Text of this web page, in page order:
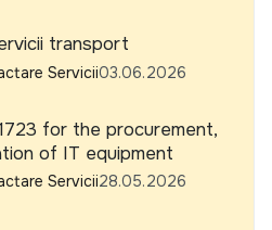
transport
Servicii03.06.2026
for the procurement,
of IT equipment
Servicii28.05.2026